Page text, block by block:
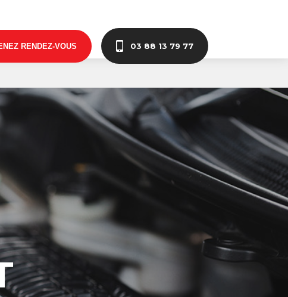
RENDEZ-VOUS 03 88 13 79 77